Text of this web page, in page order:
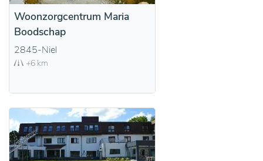
Woonzorgcentrum Maria
Boodschap
2845-Niel
+6 km